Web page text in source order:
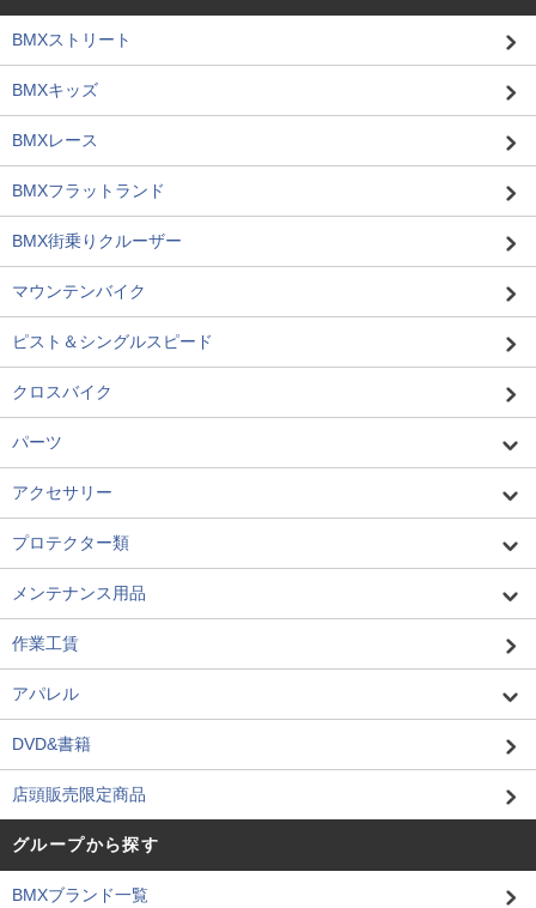
BMXストリート
BMXキッズ
BMXレース
BMXフラットランド
BMX街乗りクルーザー
マウンテンバイク
ピスト＆シングルスピード
クロスバイク
パーツ
アクセサリー
プロテクター類
メンテナンス用品
作業工賃
アパレル
DVD&書籍
店頭販売限定商品
グループから探す
BMXブランド一覧